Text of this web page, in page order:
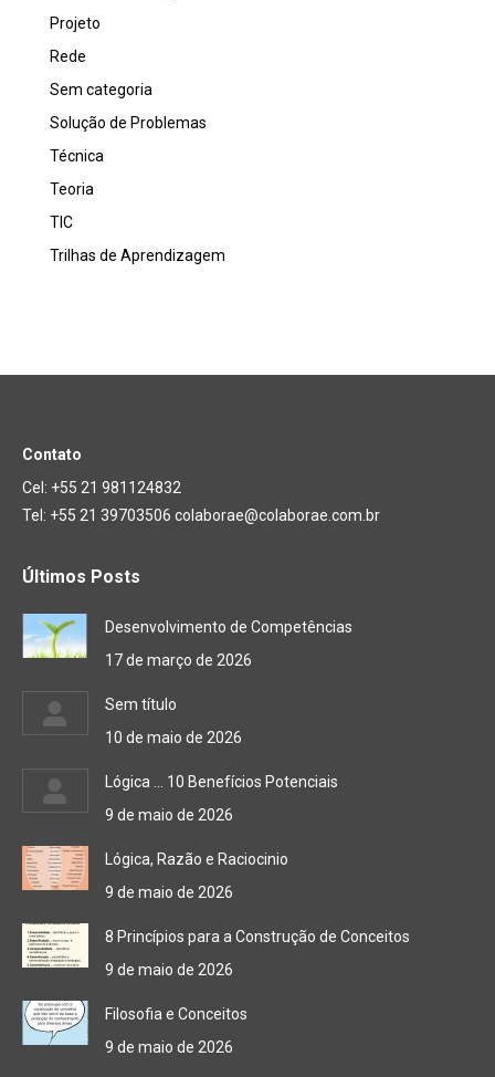
Projeto
Rede
Sem categoria
Solução de Problemas
Técnica
Teoria
TIC
Trilhas de Aprendizagem
Contato
Cel: +55 21 981124832
Tel: +55 21 39703506 colaborae@colaborae.com.br
Últimos Posts
Desenvolvimento de Competências
17 de março de 2026
Sem título
10 de maio de 2026
Lógica … 10 Benefícios Potenciais
9 de maio de 2026
Lógica, Razão e Raciocinio
9 de maio de 2026
8 Princípios para a Construção de Conceitos
9 de maio de 2026
Filosofia e Conceitos
9 de maio de 2026